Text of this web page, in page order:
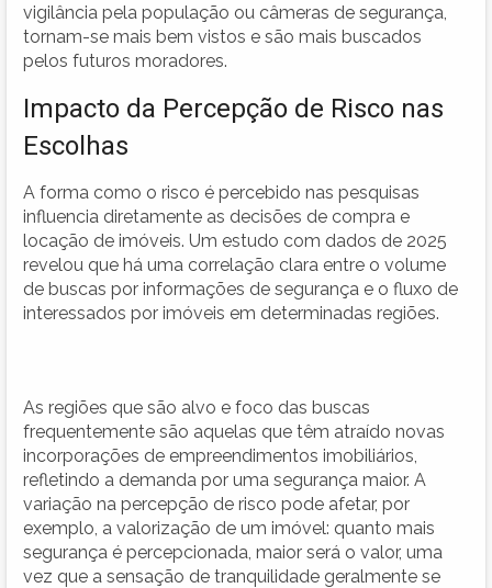
vigilância pela população ou câmeras de segurança,
tornam-se mais bem vistos e são mais buscados
pelos futuros moradores.
Impacto da Percepção de Risco nas
Escolhas
A forma como o risco é percebido nas pesquisas
influencia diretamente as decisões de compra e
locação de imóveis. Um estudo com dados de 2025
revelou que há uma correlação clara entre o volume
de buscas por informações de segurança e o fluxo de
interessados por imóveis em determinadas regiões.
As regiões que são alvo e foco das buscas
frequentemente são aquelas que têm atraído novas
incorporações de empreendimentos imobiliários,
refletindo a demanda por uma segurança maior. A
variação na percepção de risco pode afetar, por
exemplo, a valorização de um imóvel: quanto mais
segurança é percepcionada, maior será o valor, uma
vez que a sensação de tranquilidade geralmente se